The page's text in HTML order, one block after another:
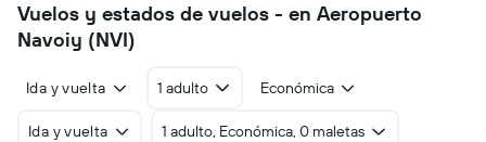
Vuelos y estados de vuelos - en Aeropuerto
Navoiy (NVI)
Ida y vuelta 1 adulto Económica
Ida y vuelta 1 adulto, Económica, 0 maletas